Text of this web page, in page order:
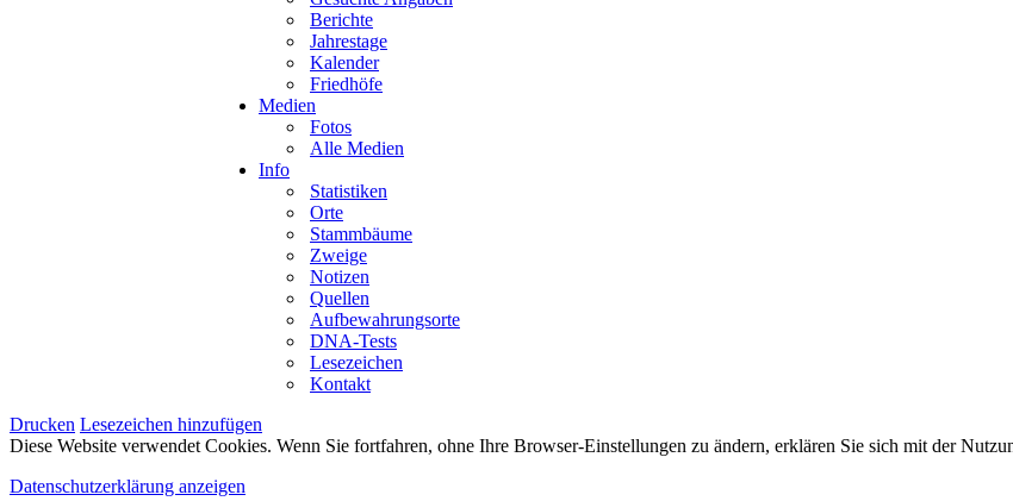
Berichte
Jahrestage
Kalender
Friedhöfe
Medien
Fotos
Alle Medien
Info
Statistiken
Orte
Stammbäume
Zweige
Notizen
Quellen
Aufbewahrungsorte
DNA-Tests
Lesezeichen
Kontakt
Drucken Lesezeichen hinzufügen
Diese Website verwendet Cookies. Wenn Sie fortfahren, ohne Ihre Browser-Einstellungen zu ändern, erklären Sie sich mit der
Datenschutzerklärung anzeigen